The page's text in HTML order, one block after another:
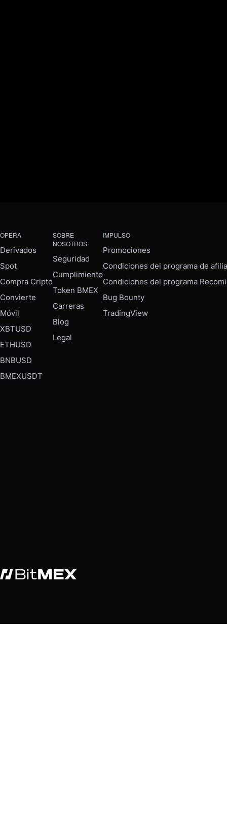
OPERA
Derivados
Spot
Compra Cripto
Convierte
Móvil
XBTUSD
ETHUSD
BNBUSD
BMEXUSDT
SOBRE
NOSOTROS
Seguridad
Cumplimiento
Token BMEX
Carreras
Blog
Legal
IMPULSO
Promociones
Condiciones del programa de
Condiciones del programa
Bug Bounty
TradingView